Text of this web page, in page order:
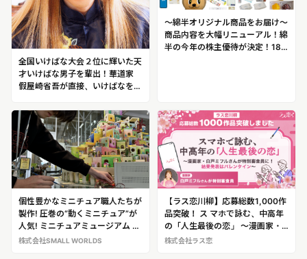
全国いけばな大会２位に輝いた天
才いけばな男子を輩出！華道家
假屋崎省吾が直接、いけばなを徹
＠銀座
～綿半オリジナル商品をお届け～
商品内容を大幅リニューアル！綿
半の今年の株主優待が決定！18
個性豊かなミニチュア職人たちが
製作! 圧巻の“動くミニチュア”が
人気! ミニチュアミュージアム ス
モールワールズ TOKYO
株式会社SMALL WORLDS
【ラス恋川柳】応募総数1,000作
品突破！ ス マホで詠む、中高年
の「人生最後の恋」 〜漫画家・
白戸ミフルさんが特別審査員に！
株式会社ラス恋